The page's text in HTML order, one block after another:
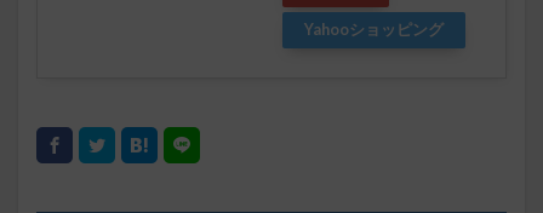
Yahooショッピング